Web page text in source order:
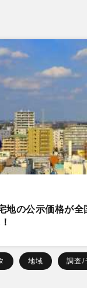
地の公示価格が全
地域 調査/